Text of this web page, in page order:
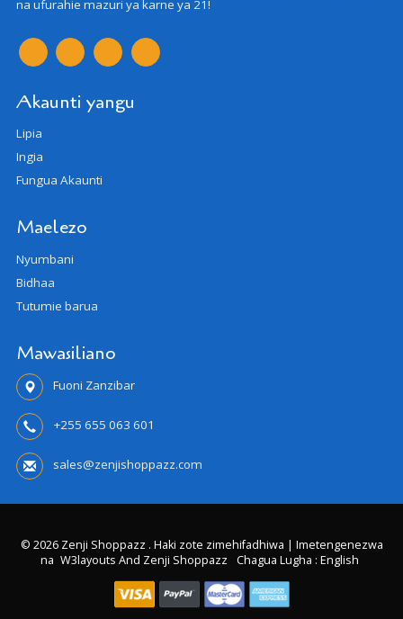
na ufurahie mazuri ya karne ya 21!
Akaunti yangu
Lipia
Ingia
Fungua Akaunti
Maelezo
Nyumbani
Bidhaa
Tutumie barua
Mawasiliano
Fuoni Zanzibar
+255 655 063 601
sales@zenjishoppazz.com
© 2026 Zenji Shoppazz . Haki zote zimehifadhiwa | Imetengenezwa
na W3layouts And Zenji Shoppazz Chagua Lugha : English